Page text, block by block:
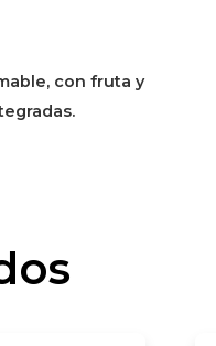
con fruta y